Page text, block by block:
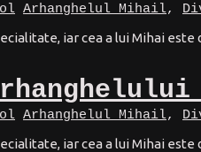
Arhanghelul Mihail,
iar cea a lui Mihai
Arhanghelul Mihail,
iar cea a lui Mihai